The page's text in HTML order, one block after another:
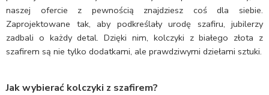
naszej ofercie z pewnością znajdziesz coś dla siebie.
Zaprojektowane tak, aby podkreślały urodę szafiru, jubilerzy
zadbali o każdy detal. Dzięki nim, kolczyki z białego złota z
szafirem są nie tylko dodatkami, ale prawdziwymi dziełami sztuki.
Jak wybierać kolczyki z szafirem?